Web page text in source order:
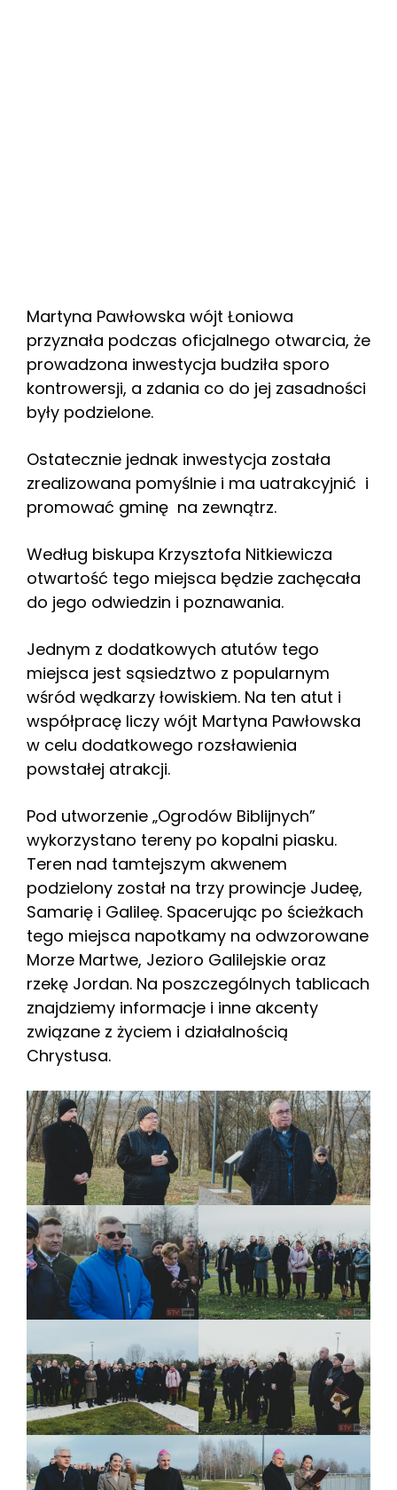
Martyna Pawłowska wójt Łoniowa
przyznała podczas oficjalnego otwarcia, że
prowadzona inwestycja budziła sporo
kontrowersji, a zdania co do jej zasadności
były podzielone.
Ostatecznie jednak inwestycja została
zrealizowana pomyślnie i ma uatrakcyjnić i
promować gminę na zewnątrz.
Według biskupa Krzysztofa Nitkiewicza
otwartość tego miejsca będzie zachęcała
do jego odwiedzin i poznawania.
Jednym z dodatkowych atutów tego
miejsca jest sąsiedztwo z popularnym
wśród wędkarzy łowiskiem. Na ten atut i
współpracę liczy wójt Martyna Pawłowska
w celu dodatkowego rozsławienia
powstałej atrakcji.
Pod utworzenie „Ogrodów Biblijnych”
wykorzystano tereny po kopalni piasku.
Teren nad tamtejszym akwenem
podzielony został na trzy prowincje Judeę,
Samarię i Galileę. Spacerując po ścieżkach
tego miejsca napotkamy na odwzorowane
Morze Martwe, Jezioro Galilejskie oraz
rzekę Jordan. Na poszczególnych tablicach
znajdziemy informacje i inne akcenty
związane z życiem i działalnością
Chrystusa.